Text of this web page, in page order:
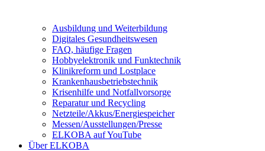
Ausbildung und Weiterbildung
Digitales Gesundheitswesen
FAQ, häufige Fragen
Hobbyelektronik und Funktechnik
Klinikreform und Lostplace
Krankenhausbetriebstechnik
Krisenhilfe und Notfallvorsorge
Reparatur und Recycling
Netzteile/Akkus/Energiespeicher
Messen/Ausstellungen/Presse
ELKOBA auf YouTube
Über ELKOBA